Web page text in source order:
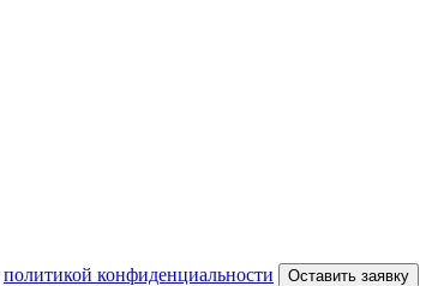
политикой конфиденциальности Оставить заявку